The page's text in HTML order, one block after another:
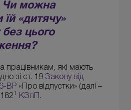
Чи можна
«дитячу»
без цього
працівникам, які мають
зі ст. 19 Закону від
ВР «Про відпустки» (далі –
1 КЗпП .